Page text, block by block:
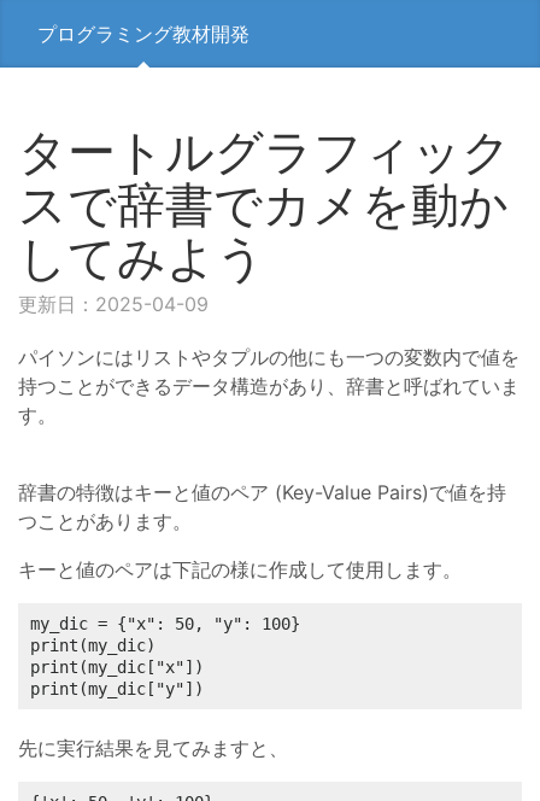
プログラミング教材開発
タートルグラフィック
スで辞書でカメを動か
してみよう
更新日：2025-04-09
パイソンにはリストやタプルの他にも一つの変数内で値を
持つことができるデータ構造があり、辞書と呼ばれていま
す。
辞書の特徴はキーと値のペア (Key-Value Pairs)で値を持
つことがあります。
キーと値のペアは下記の様に作成して使用します。
my_dic = {"x": 50, "y": 100}
print(my_dic)
print(my_dic["x"])
print(my_dic["y"])
先に実行結果を見てみますと、